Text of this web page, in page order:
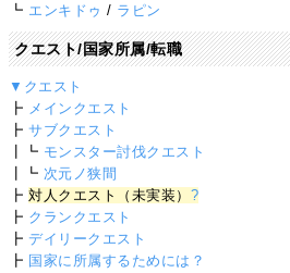
┗ エンキドゥ / ラピン
クエスト/国家所属/転職
▼クエスト
┣ メインクエスト
┣サブクエスト
┃┗ モンスター討伐クエスト
┃┗ 次元ノ狭間
┣対人クエスト（未実装） ?
┣ クランクエスト
┣デイリークエスト
┣ 国家に所属するためには？